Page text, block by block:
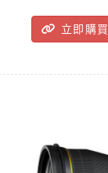
立即購買